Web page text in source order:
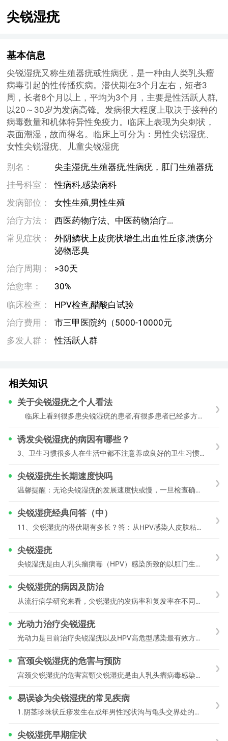
尖锐湿疣
基本信息
尖锐湿疣又称生殖器疣或性病疣，是一种由人类乳头瘤
病毒引起的性传播疾病。潜伏期在3个月左右，短者3
周，长者8个月以上，平均为3个月，主要是性活跃人群,
以20～30岁为发病高锋。发病很大程度上取决于接种的
病毒数量和机体特异性免疫力。临床上表现为尖刺状，
表面潮湿，故而得名。临床上可分为：男性尖锐湿疣、
女性尖锐湿疣、儿童尖锐湿疣
别名：
尖圭湿疣,生殖器疣,性病疣，肛门生殖器疣
挂号科室：
性病科,感染病科
发病部位：
女性生殖,男性生殖
治疗方法：
西医药物疗法、中医药物治疗...
常见症状：
外阴鳞状上皮疣状增生,出血性丘疹,溃疡分
泌物恶臭
治疗周期：
>30天
治愈率：
30%
临床检查：
HPV检查,醋酸白试验
治疗费用：
市三甲医院约（5000-10000元
多发人群：
性活跃人群
相关知识
关于尖锐湿疣之个人看法
临床上看到很多患尖锐湿疣的患者,有很多患者已经多方治疗,反复复发,导致身心疲惫,几乎对疾病的治疗已经失去信心,原因当然有多方面的,但归根结底可以分为
诱发尖锐湿疣的病因有哪些？
3、卫生习惯很多人在生活中都不注意养成良好的卫生习惯，还经常与他人共用毛巾、肥皂、脸盆等生活用品，其实疾病的祸根就潜伏于这些不好的生活习惯之中。如果运气
尖锐湿疣生长期速度快吗
温馨提醒：无论尖锐湿疣的发展速度快或慢，一旦检查确诊就要及时就医，在专业医院医生的指导下进行用药和治疗。同时注意饮食忌口和日常护理，争取及早治愈，也就不必担心疣
尖锐湿疣经典问答（中）
11、尖锐湿疣的潜伏期有多长？答：从HPV感染人皮肤粘膜后到尖锐湿疣损害出现需要一段时间，将这段时间称为尖锐湿疣潜伏期。尖锐湿疣潜伏期的长短因人而异，一
尖锐湿疣
尖锐湿疣是由人乳头瘤病毒（HPV）感染所致的以肛门生殖器部位增生性损害为主要表现的性传播疾病。大多发生于18～50岁的中青年人。大约经过半个月至8个月，平均为3
尖锐湿疣的病因及防治
从流行病学研究来看，尖锐湿疣的发病率和复发率在不同人群中差异很大。根据2001—2012年全球尖锐湿疣发病率的综合分析，全球尖锐湿疣发病率平均为194/10万。
光动力治疗尖锐湿疣
光动力是目前治疗尖锐湿疣以及HPV高危型感染最有效方法。它可以缩小尖锐湿疣疣体面积，清除潜在病毒，防治宫颈癌变，达到临床治愈的目的。光动力所用的药物叫艾拉，化学
宫颈尖锐湿疣的危害与预防
宫颈尖锐湿疣的危害宮頸尖锐湿疣是由人乳头瘤病毒感染所致，可引起妇女大小阴唇、阴道口、尿道口、阴道壁等处生长形态各异的疣体。同时该病毒还可感染宫
易误诊为尖锐湿疣的常见疾病
1.阴茎珍珠状丘疹发生在成年男性冠状沟与龟头交界处的针头大小的圆锥形小丘疹，呈淡红色或淡黄色，发亮，可成多行排列，质硬，无压痛，不会增大，无功能障碍
尖锐湿疣早期症状